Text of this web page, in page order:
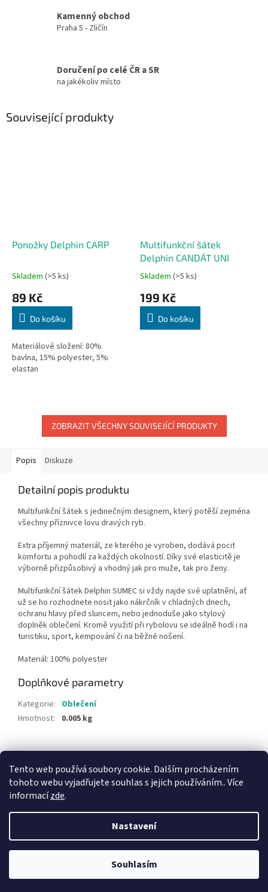
Tento web používá soubory cookie. Dalším procházením
tohoto webu vyjadřujete souhlas s jejich používáním.. Více
informacízde.
Nastavení
Souhlasím
Kamenný obchod
Praha 5 - Zličín
Doručení po celé ČR a SR
na jakékoliv místo
Související produkty
Ponožky Delphin CARP
Skladem (>5 ks)
89 Kč
Do košíku
Materiálové složení: 80%
bavlna, 15% polyester, 5%
elastan
Multifunkční šátek
Delphin CANDÁT UNI
Skladem (>5 ks)
199 Kč
Do košíku
ZOBRAZIT VŠECHNY SOUVISEJÍCÍ PRODUKTY
Popis Diskuze
Detailní popis produktu
Multifunkční šátek s jedinečným designem, který potěší zejména
všechny příznivce lovu dravých ryb.
Extra příjemný materiál, ze kterého je vyroben, dodává pocit
komfortu a pohodlí za každých okolností. Díky své elasticitě je
výborně přizpůsobivý a vhodný jak pro muže, tak pro ženy.
Multifunkční šátek Delphin SUMEC si vždy najde své uplatnění, ať
už se ho rozhodnete nosit jako nákrčník v chladných dnech,
ochranu hlavy před sluncem, nebo jednoduše jako stylový
doplněk oblečení. Kromě využití při rybolovu se ideálně hodí i na
turistiku, sport, kempování či na běžné nošení.
Materiál: 100% polyester
Doplňkové parametry
Kategorie: Oblečení
Hmotnost: 0.005 kg
Z
Vytvořil Shoptet
rybářské potřeby. Všechna práva vyhrazena.